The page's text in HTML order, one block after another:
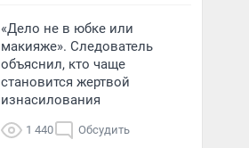
«Дело не в юбке или
макияже». Следователь
объяснил, кто чаще
становится жертвой
изнасилования
1 440 Обсудить